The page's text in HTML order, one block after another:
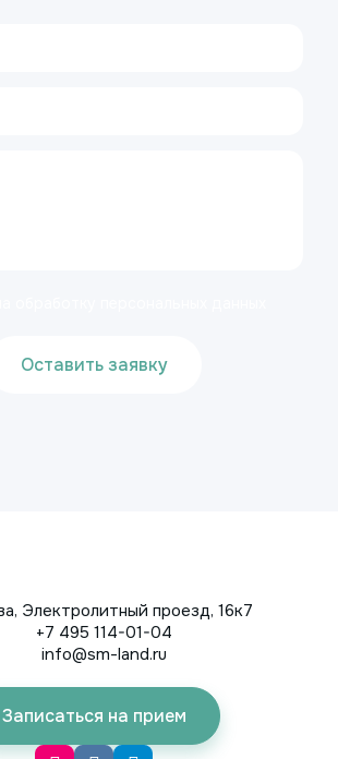
Оставить заявку
Электролитный проезд, 16к7
+7 495 114-01-04
info@sm-land.ru
Записаться на прием